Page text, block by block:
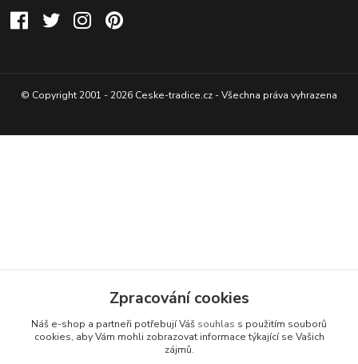
© Copyright 2001 - 2026 Ceske-tradice.cz - Všechna práva vyhrazena
Zpracování cookies
Náš e-shop a partneři potřebují Váš souhlas s použitím souborů
cookies, aby Vám mohli zobrazovat informace týkající se Vašich
zájmů.